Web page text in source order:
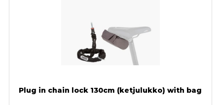
Plug in chain lock 130cm (ketjulukko) with bag